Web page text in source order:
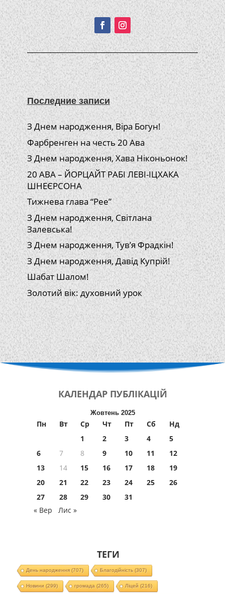
Подписывайтесь!
Последние записи
З Днем народження, Віра Богун!
Фарбренген на честь 20 Ава
З Днем народження, Хава Ніконьонок!
20 АВА – ЙОРЦАЙТ РАБІ ЛЕВІ-ІЦХАКА
ШНЕЄРСОНА
Тижнева глава “Рее”
З Днем народження, Світлана
Залевська!
З Днем народження, Тув’я Фрадкін!
З Днем народження, Давід Купрій!
Шабат Шалом!
Золотий вік: духовний урок
КАЛЕНДАР ПУБЛІКАЦІЙ
Жовтень 2025
Пн Вт Ср Чт Пт Сб
Нд
1
2 3 4
5
6
7 8 9 10 11
12
13
14 15 16 17 18
19
20
21 22 23 24 25
26
27
28 29 30
31
« Вер
Лис »
ТЕГИ
День народження(707) Благодійність (307)
Новини (299) громада (265) Ліцей (216)